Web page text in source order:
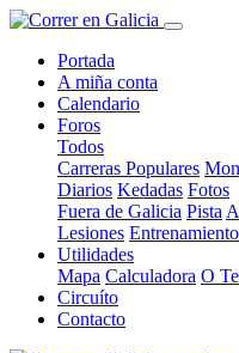
Portada
A miña conta
Calendario
Foros
Todos
Carreras Populares
Diarios Kedadas Fotos
Fuera de Galicia Pista
Lesiones
Utilidades
Mapa Calculadora O
Circuíto
Contacto